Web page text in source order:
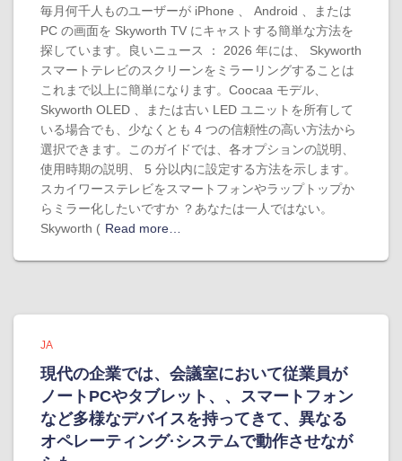
毎月何千人ものユーザーが iPhone 、 Android 、または
PC の画面を Skyworth TV にキャストする簡単な方法を
探しています。良いニュース ： 2026 年には、 Skyworth
スマートテレビのスクリーンをミラーリングすることは
これまで以上に簡単になります。Coocaa モデル、
Skyworth OLED 、または古い LED ユニットを所有して
いる場合でも、少なくとも 4 つの信頼性の高い方法から
選択できます。このガイドでは、各オプションの説明、
使用時期の説明、 5 分以内に設定する方法を示します。
スカイワーステレビをスマートフォンやラップトップか
らミラー化したいですか ？あなたは一人ではない。
Skyworth ( Read more…
JA
現代の企業では、会議室において従業員が
ノートPCやタブレット、、スマートフォン
など多様なデバイスを持ってきて、異なる
オペレーティング·システムで動作させなが